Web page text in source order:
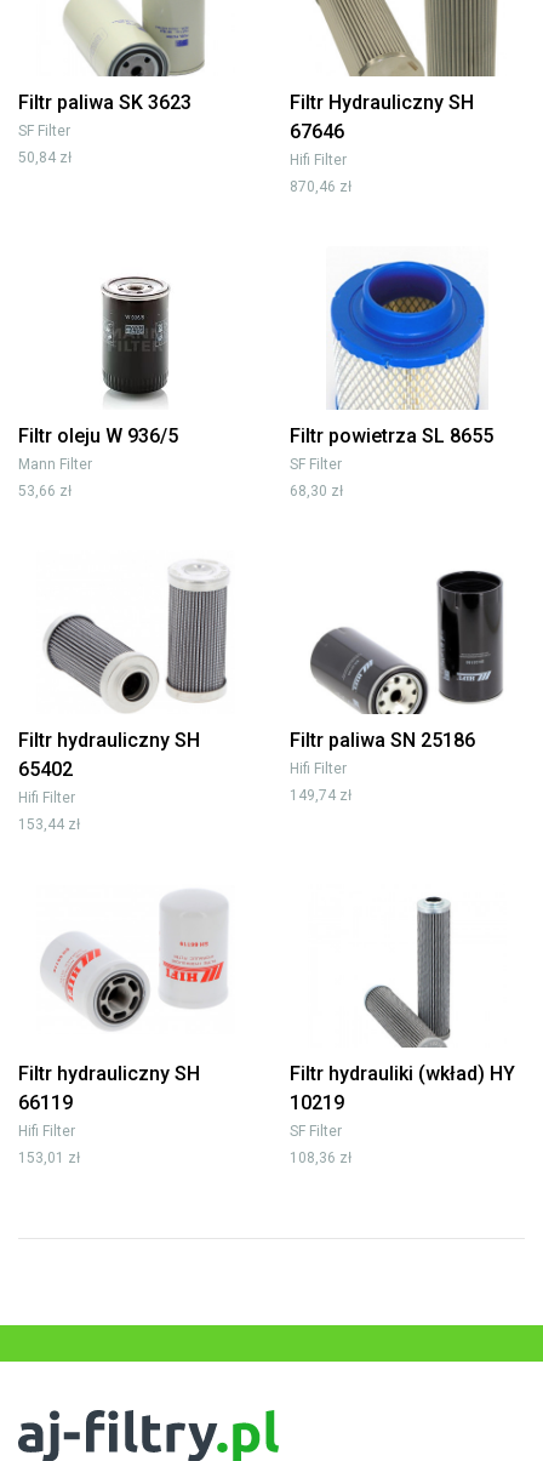
Filtr paliwa SK 3623
SF Filter
50,84 zł
Filtr Hydrauliczny SH
67646
Hifi Filter
870,46 zł
Filtr oleju W 936/5
Mann Filter
53,66 zł
Filtr powietrza SL 8655
SF Filter
68,30 zł
Filtr hydrauliczny SH
65402
Hifi Filter
153,44 zł
Filtr paliwa SN 25186
Hifi Filter
149,74 zł
Filtr hydrauliczny SH
66119
Hifi Filter
153,01 zł
Filtr hydrauliki (wkład) HY
10219
SF Filter
108,36 zł